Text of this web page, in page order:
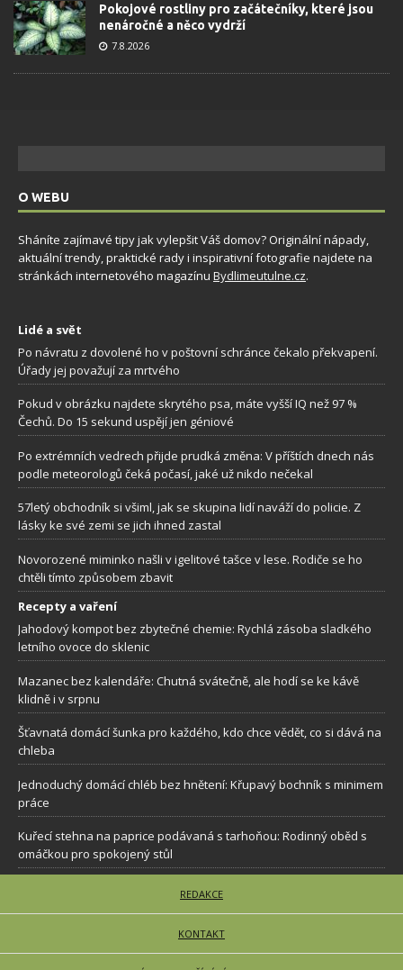
Pokojové rostliny pro začátečníky, které jsou
nenáročné a něco vydrží
7.8.2026
O WEBU
Sháníte zajímavé tipy jak vylepšit Váš domov? Originální nápady,
aktuální trendy, praktické rady i inspirativní fotografie najdete na
stránkách internetového magazínu Bydlimeutulne.cz.
Lidé a svět
Po návratu z dovolené ho v poštovní schránce čekalo překvapení.
Úřady jej považují za mrtvého
Pokud v obrázku najdete skrytého psa, máte vyšší IQ než 97 %
Čechů. Do 15 sekund uspějí jen géniové
Po extrémních vedrech přijde prudká změna: V příštích dnech nás
podle meteorologů čeká počasí, jaké už nikdo nečekal
57letý obchodník si všiml, jak se skupina lidí naváží do policie. Z
lásky ke své zemi se jich ihned zastal
Novorozené miminko našli v igelitové tašce v lese. Rodiče se ho
chtěli tímto způsobem zbavit
Recepty a vaření
Jahodový kompot bez zbytečné chemie: Rychlá zásoba sladkého
letního ovoce do sklenic
Mazanec bez kalendáře: Chutná svátečně, ale hodí se ke kávě
klidně i v srpnu
Šťavnatá domácí šunka pro každého, kdo chce vědět, co si dává na
chleba
Jednoduchý domácí chléb bez hnětení: Křupavý bochník s minimem
práce
Kuřecí stehna na paprice podávaná s tarhoňou: Rodinný oběd s
omáčkou pro spokojený stůl
REDAKCE
KONTAKT